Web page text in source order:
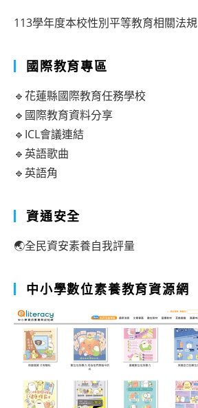
113學年度本校性別平等教育相關法規
國際教育專區
🔹花蓮縣國際教育任務學校
🔹國際教育資料分享
🔹ICL會議連結
🔹英語歌曲
🔹英語角
資通安全
🌏全民資安素養自我評量
中小學數位素養教育資源網